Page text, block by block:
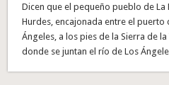
Dicen que el pequeño pueblo de La
Hurdes, encajonada entre el puerto
Ángeles, a los pies de la Sierra de la
donde se juntan el río de Los